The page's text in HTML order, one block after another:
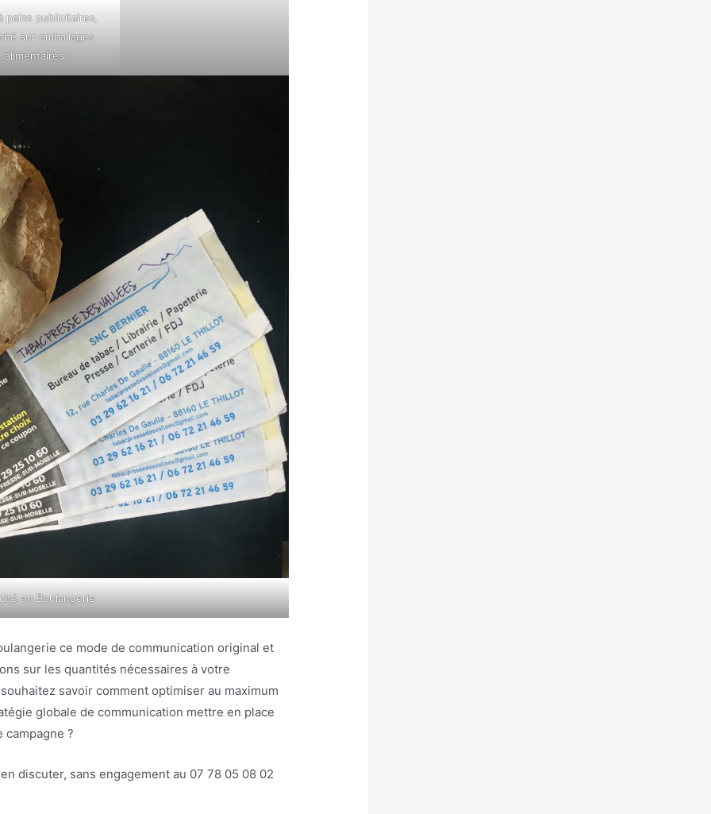
pains publicitaires,
sur emballages
alimentaires
en Boulangerie
ce mode de communication original et
sur les quantités nécessaires à votre
savoir comment optimiser au maximum
globale de communication mettre en place
?
discuter, sans engagement au 07 78 05 08 02